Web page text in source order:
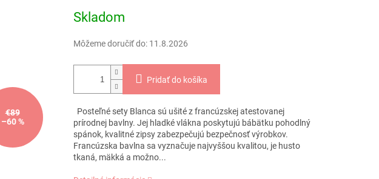
€89
–60 %
cena:
Skladom
Môžeme doručiť do: 11.8.2026
Pridať do košíka
Posteľné sety Blanca sú ušité z francúzskej atestovanej
prírodnej bavlny. Jej hladké vlákna poskytujú bábätku pohodlný
spánok, kvalitné zipsy zabezpečujú bezpečnosť výrobkov.
Francúzska bavlna sa vyznačuje najvyššou kvalitou, je husto
tkaná, mäkká a možno...